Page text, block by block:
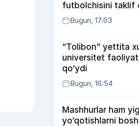
futbolchisini taklif
Bugun, 17:03
“Tolibon” yettita
universitet
qo‘ydi
Bugun, 16:54
Mashhurlar ham
yo‘qotishlarni